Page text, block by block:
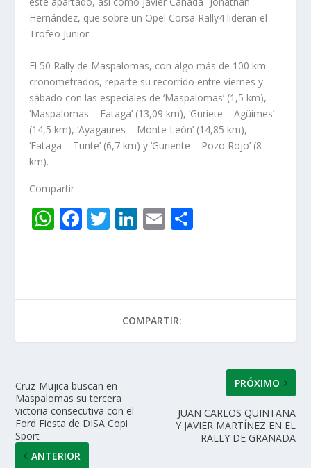
Hernández, que sobre un Opel Corsa Rally4 lideran el
Trofeo Junior.
El 50 Rally de Maspalomas, con algo más de 100 km
cronometrados, reparte su recorrido entre viernes y
sábado con las especiales de ‘Maspalomas’ (1,5 km),
‘Maspalomas – Fataga’ (13,09 km), ‘Guriete – Agüimes’
(14,5 km), ‘Ayagaures – Monte León’ (14,85 km),
‘Fataga – Tunte’ (6,7 km) y ‘Guriente – Pozo Rojo’ (8
km).
Compartir
W
A
p
F
o
k
T Li
dI
n
E
ar
r
COMPARTIR:
Cruz-Mujica buscan en
Maspalomas su tercera
victoria consecutiva con el
Ford Fiesta de DISA Copi
Sport
ANTERIOR
PRÓXIMO
JUAN CARLOS QUINTANA
Y JAVIER MARTÍNEZ EN EL
RALLY DE GRANADA